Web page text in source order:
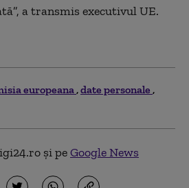
a transmis executivul UE.
europeana date personale
și peGoogle News